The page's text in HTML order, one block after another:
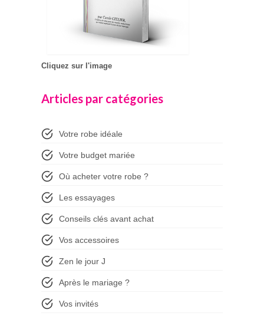
Cliquez sur l'image
Articles par catégories
Votre robe idéale
Votre budget mariée
Où acheter votre robe ?
Les essayages
Conseils clés avant achat
Vos accessoires
Zen le jour J
Après le mariage ?
Vos invités